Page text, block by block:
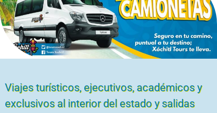
Viajes turísticos, ejecutivos, académicos y
exclusivos al interior del estado y salidas